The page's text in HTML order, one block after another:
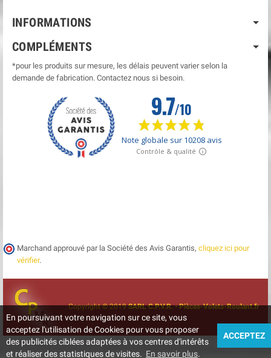
INFORMATIONS
COMPLÉMENTS
*pour les produits sur mesure, les délais peuvent varier selon la
demande de fabrication. Contactez nous si besoin.
Marchand approuvé par la Société des Avis Garantis, cliquez ici pour
vérifier.
Copyright © 2019SARL C.P.V.R. • Pièces-Volets-Roulant.fr
En poursuivant votre navigation sur ce site, vous
acceptez l'utilisation de Cookies pour vous proposer
des publicités ciblées adaptées à vos centres d'intérêts
et réaliser des statistiques de visites. En savoir plus.
ACCEPTEZ